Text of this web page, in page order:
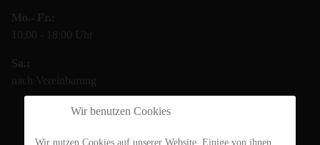
Mo.- Fr.:
10:00 - 18:00 Uhr
Sa.:
nach Vereinbarung
Wir benutzen Cookies
Wir nutzen Cookies auf unserer Website. Einige von ihnen